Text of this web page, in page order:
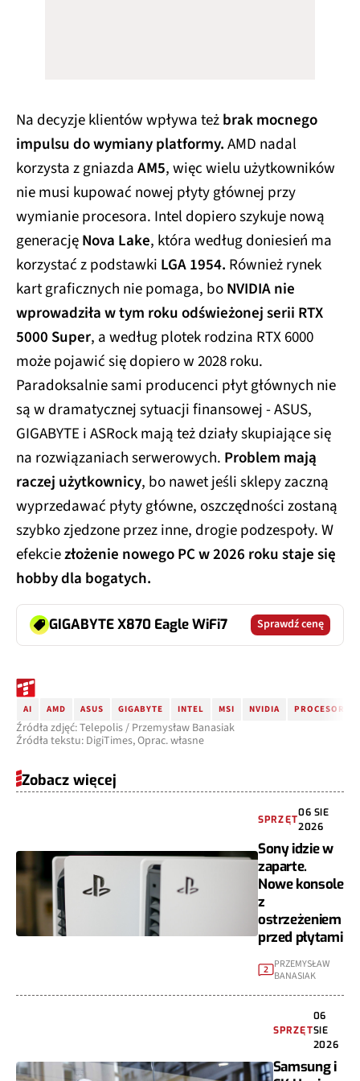
Na decyzje klientów wpływa teżbrak mocnego
impulsu do wymiany platformy.AMD nadal
korzysta z gniazdaAM5, więc wielu użytkowników
nie musi kupować nowej płyty głównej przy
wymianie procesora. Intel dopiero szykuje nową
generacjęNova Lake, która według doniesień ma
korzystać z podstawki LGA 1954. Również rynek
kart graficznych nie pomaga, boNVIDIA nie
wprowadziła w tym roku odświeżonej serii RTX
5000 Super, a według plotek rodzina RTX 6000
może pojawić się dopiero w 2028 roku.
Paradoksalnie sami producenci płyt głównych nie
są w dramatycznej sytuacji finansowej - ASUS,
GIGABYTE i ASRock mają też działy skupiające się
na rozwiązaniach serwerowych. Problem mają
raczej użytkownicy, bo nawet jeśli sklepy zaczną
wyprzedawać płyty główne, oszczędności zostaną
szybko zjedzone przez inne, drogie podzespoły. W
efekciezłożenie nowego PC w 2026 roku staje się
hobby dla bogatych.
GIGABYTE X870 Eagle WiFi7 Sprawdź cenę
AI AMD ASUS GIGABYTE INTEL MSI NVIDIA PROCESOR
Źródła zdjęć: Telepolis / Przemysław Banasiak
Źródła tekstu: DigiTimes, Oprac. własne
Zobacz więcej
SPRZĘT
06 SIE
2026
Sony idzie w
zaparte.
Nowe konsole
z
ostrzeżeniem
przed płytami
2 PRZEMYSŁAW
BANASIAK
SPRZĘT
06
SIE
2026
Samsung i